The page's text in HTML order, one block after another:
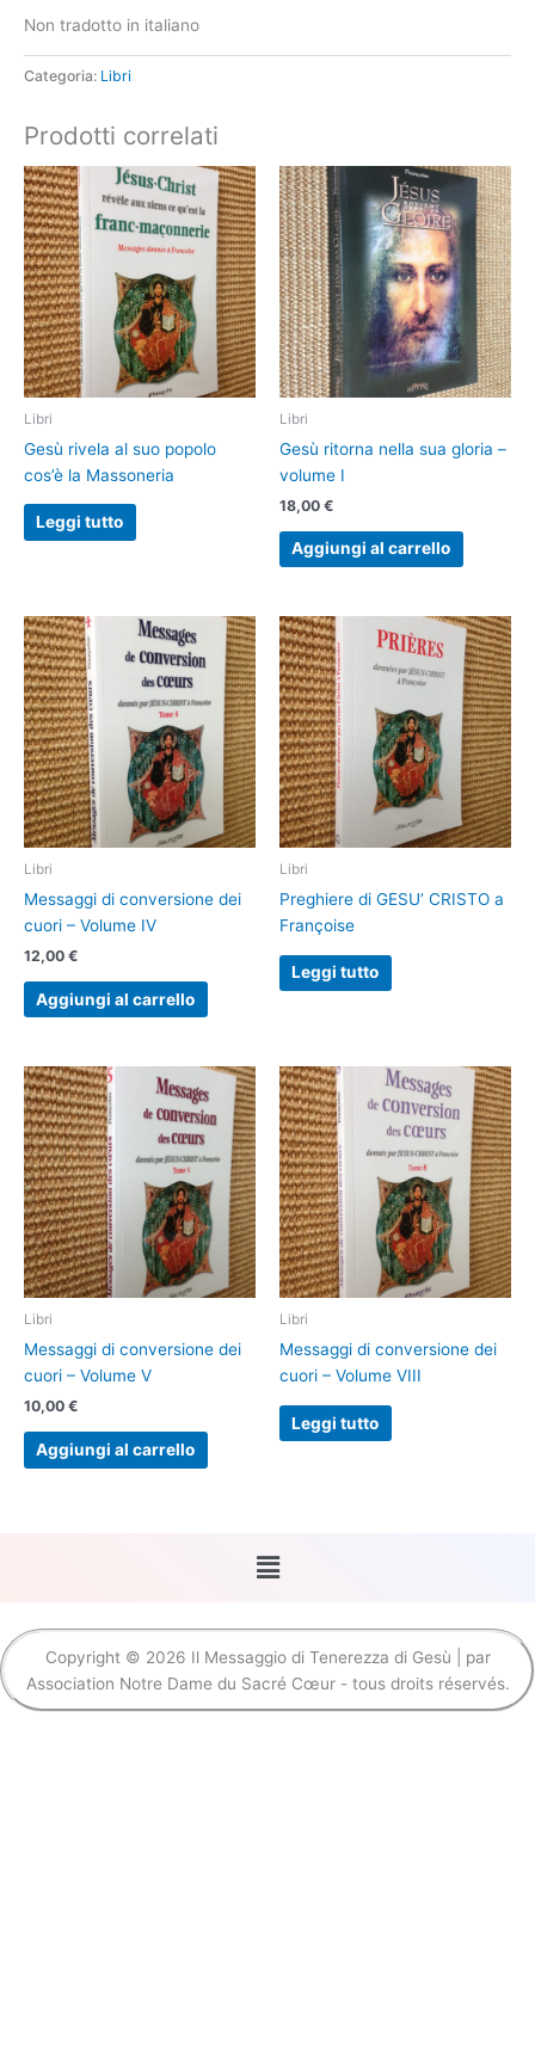
Non tradotto in italiano
Categoria: Libri
Prodotti correlati
Libri
Gesù rivela al suo popolo
cos’è la Massoneria
Leggi tutto
Libri
Gesù ritorna nella sua gloria –
volume I
18,00 €
Aggiungi al carrello
Libri
Messaggi di conversione dei
cuori – Volume IV
12,00 €
Aggiungi al carrello
Libri
Preghiere di GESU’ CRISTO a
Françoise
Leggi tutto
Libri
Messaggi di conversione dei
cuori – Volume V
10,00 €
Aggiungi al carrello
Libri
Messaggi di conversione dei
cuori – Volume VIII
Leggi tutto
Menu
Copyright © 2026 Il Messaggio di Tenerezza di Gesù | par
Association Notre Dame du Sacré Cœur - tous droits réservés.